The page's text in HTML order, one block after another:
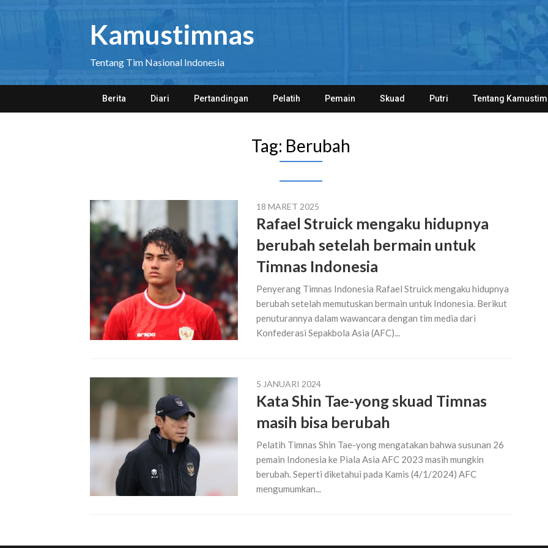
Kamustimnas
Tentang Tim Nasional Indonesia
Berita Diari Pertandingan Pelatih Pemain Skuad Putri Tentang
Tag: Berubah
18 MARET 2025
Rafael Struick mengaku hidupnya
berubah setelah bermain untuk
Timnas Indonesia
Penyerang Timnas Indonesia Rafael Struick mengaku hidupnya
berubah setelah memutuskan bermain untuk Indonesia. Berikut
penuturannya dalam wawancara dengan tim media dari
Konfederasi Sepakbola Asia (AFC)...
5 JANUARI 2024
Kata Shin Tae-yong skuad Timnas
masih bisa berubah
Pelatih Timnas Shin Tae-yong mengatakan bahwa susunan 26
pemain Indonesia ke Piala Asia AFC 2023 masih mungkin
berubah. Seperti diketahui pada Kamis (4/1/2024) AFC
mengumumkan...